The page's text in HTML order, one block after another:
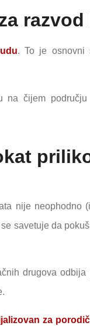
razvod
. To je osnovni
čijem
nije neophodno
savetuje da
drugova
za